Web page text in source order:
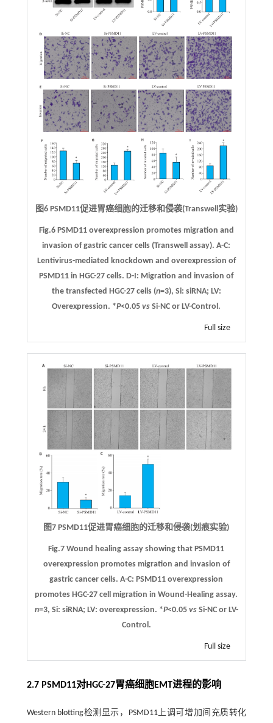
图6 PSMD11促进胃癌细胞的迁移和侵袭(Transwell实验)
Fig.6 PSMD11 overexpression promotes migration and
invasion of gastric cancer cells (Transwell assay).A-C:
Lentivirus-mediated knockdown and overexpression of
PSMD11 in HGC-27 cells. D- : Migration and invasion of
the transfected HGC-27 cells (n=3), Si: siRNA; LV:
Overexpression. *P<0.05vs Si-NC or LV-Control.
Full size
图7 PSMD11促进胃癌细胞的迁移和侵袭(划痕实验)
Fig.7 Wound healing assay showing that PSMD11
overexpression promotes migration and invasion of
gastric cancer cells.A-C: PSMD11 overexpression
promotes HGC-27 cell migration in Wound-Healing assay.
n=3, Si: siRNA; LV: overexpression. *P<0.05 vsSi-NC or LV-
Control.
Full size
2.7 PSMD11对HGC-27胃癌细胞EMT进程的影响
Western blotting检测显示，PSMD11上调可增加间充质转化